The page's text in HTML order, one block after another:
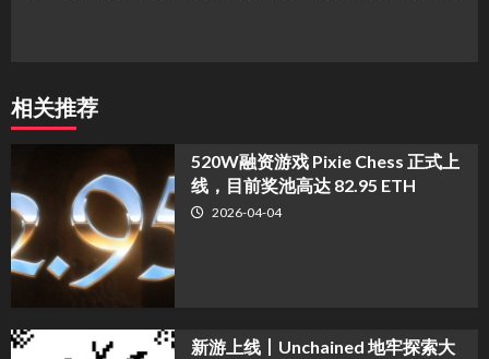
相关推荐
520W融资游戏 Pixie Chess 正式上
线，目前奖池高达 82.95 ETH
2026-04-04
新游上线丨Unchained 地牢探索大